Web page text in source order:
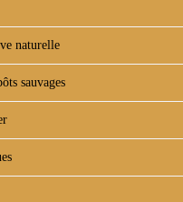
naturelle
sauvages